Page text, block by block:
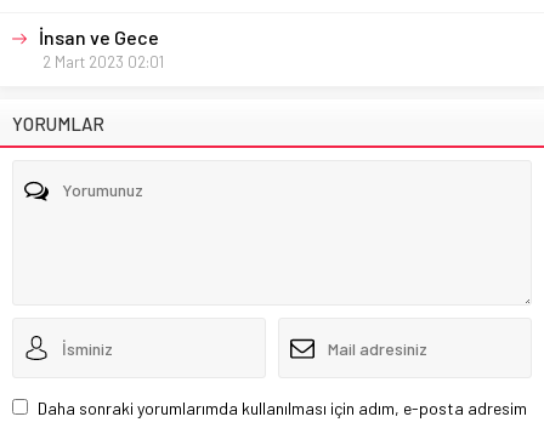
İnsan ve Gece
2 Mart 2023 02:01
YORUMLAR
Daha sonraki yorumlarımda kullanılması için adım, e-posta adresim